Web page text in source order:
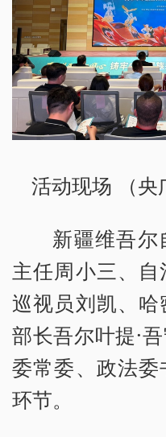
活动现场 （央
新疆维吾尔
主任周小三、
巡视员刘凯、
部长吾尔叶提·
委常委、政法
环节。